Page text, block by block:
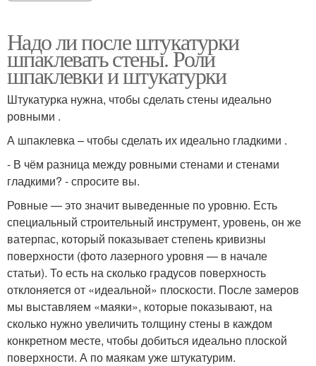
Надо ли после штукатурки
шпаклевать стены. Роли
шпаклевки и штукатурки
Штукатурка нужна, чтобы сделать стены идеально
ровными .
А шпаклевка – чтобы сделать их идеально гладкими .
- В чём разница между ровными стенами и стенами
гладкими? - спросите вы.
Ровные — это значит выведенные по уровню. Есть
специальный строительный инструмент, уровень, он же
ватерпас, который показывает степень кривизны
поверхности (фото лазерного уровня — в начале
статьи). То есть на сколько градусов поверхность
отклоняется от «идеальной» плоскости. После замеров
мы выставляем «маяки», которые показывают, на
сколько нужно увеличить толщину стены в каждом
конкретном месте, чтобы добиться идеально плоской
поверхности. А по маякам уже штукатурим.